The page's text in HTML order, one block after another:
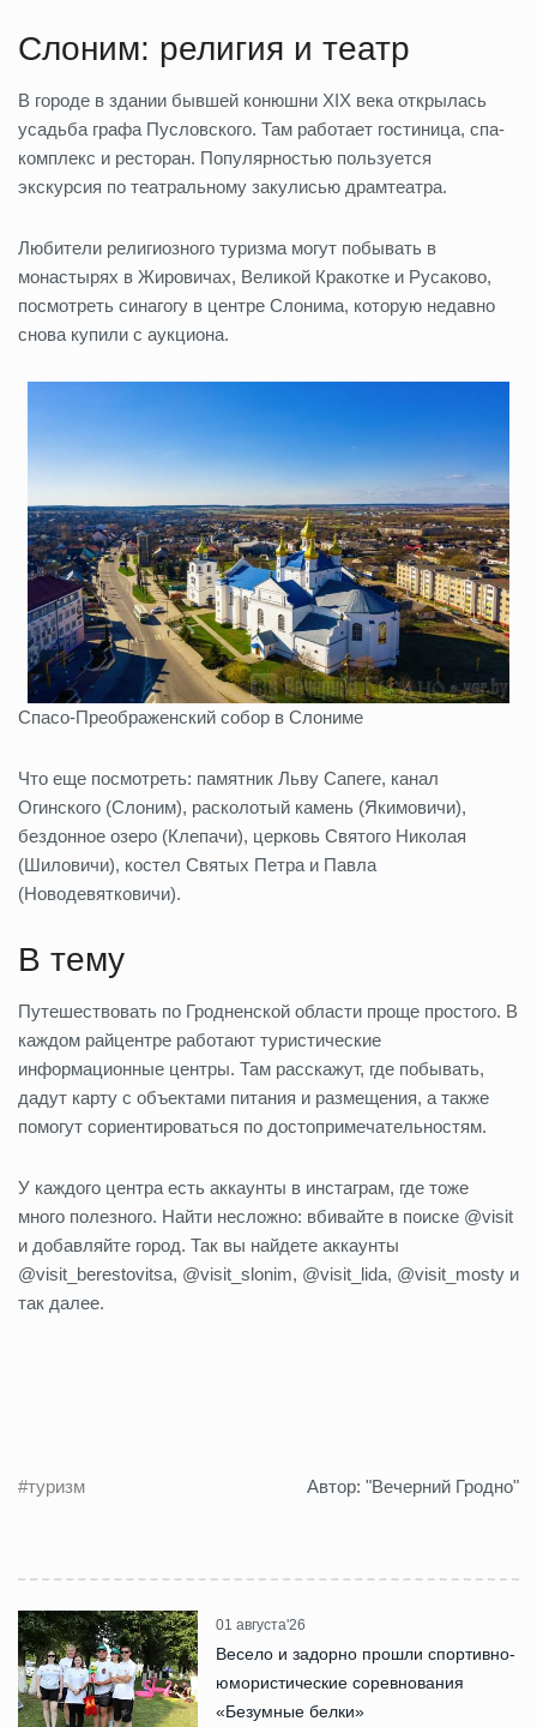
Слоним: религия и театр
В городе в здании бывшей конюшни XIX века открылась
усадьба графа Пусловского. Там работает гостиница, спа-
комплекс и ресторан. Популярностью пользуется
экскурсия по театральному закулисью драмтеатра.
Любители религиозного туризма могут побывать в
монастырях в Жировичах, Великой Кракотке и Русаково,
посмотреть синагогу в центре Слонима, которую недавно
снова купили с аукциона.
Спасо-Преображенский собор в Слониме
Что еще посмотреть: памятник Льву Сапеге, канал
Огинского (Слоним), расколотый камень (Якимовичи),
бездонное озеро (Клепачи), церковь Святого Николая
(Шиловичи), костел Святых Петра и Павла
(Новодевятковичи).
В тему
Путешествовать по Гродненской области проще простого. В
каждом райцентре работают туристические
информационные центры. Там расскажут, где побывать,
дадут карту с объектами питания и размещения, а также
помогут сориентироваться по достопримечательностям.
У каждого центра есть аккаунты в инстаграм, где тоже
много полезного. Найти несложно: вбивайте в поиске @visit
и добавляйте город. Так вы найдете аккаунты
@visit_berestovitsa, @visit_slonim, @visit_lida, @visit_mosty и
так далее.
#туризм Автор: "Вечерний Гродно"
01 августа'26
Весело и задорно прошли спортивно-
юмористические соревнования
«Безумные белки»